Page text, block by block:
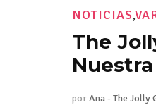
NOTICIAS,
The
porAna - The Jolly